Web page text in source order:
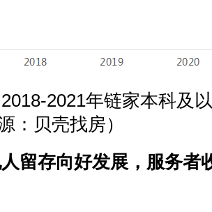
2021年链家本科及以
：贝壳找房）
存向好发展，服务者